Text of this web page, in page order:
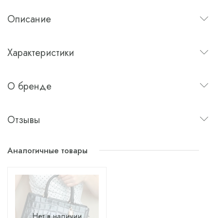
Описание
Характеристики
О бренде
Отзывы
Аналогичные товары